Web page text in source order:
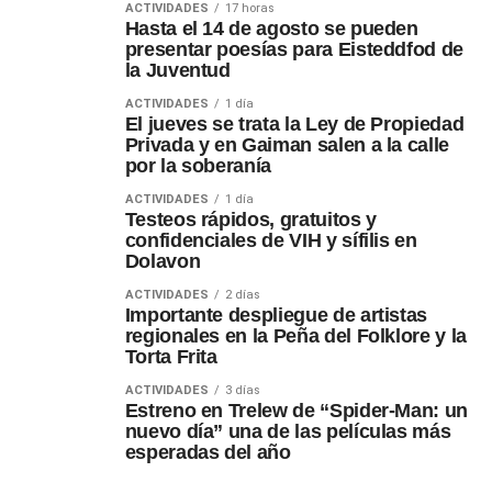
ACTIVIDADES 17 horas
Hasta el 14 de agosto se pueden
presentar poesías para Eisteddfod de
la Juventud
ACTIVIDADES 1 día
El jueves se trata la Ley de Propiedad
Privada y en Gaiman salen a la calle
por la soberanía
ACTIVIDADES 1 día
Testeos rápidos, gratuitos y
confidenciales de VIH y sífilis en
Dolavon
ACTIVIDADES 2 días
Importante despliegue de artistas
regionales en la Peña del Folklore y la
Torta Frita
ACTIVIDADES 3 días
Estreno en Trelew de “Spider-Man: un
nuevo día” una de las películas más
esperadas del año